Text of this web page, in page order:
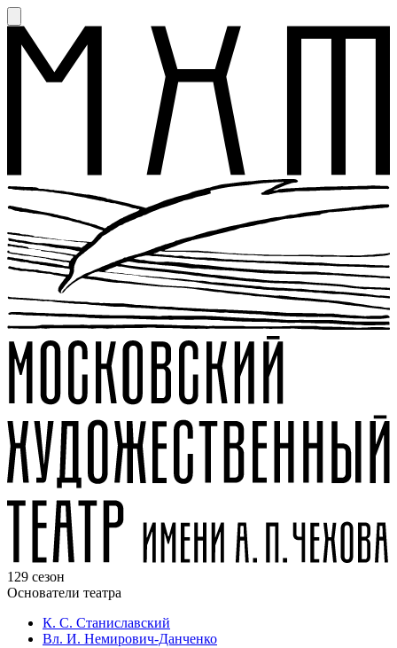
129 сезон
Основатели театра
К. С. Станиславский
Вл. И. Немирович-Данченко